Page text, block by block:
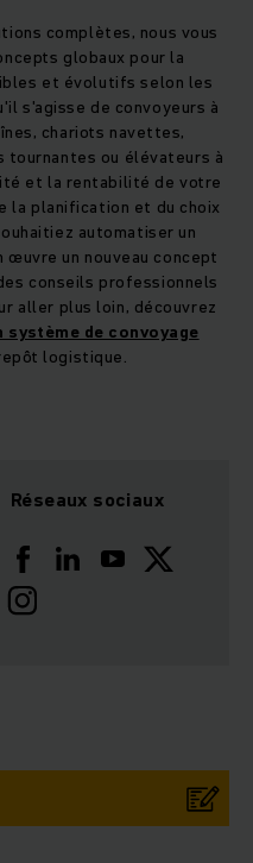
complètes, nous vous
globaux pour la
et évolutifs selon les
s'agisse de convoyeurs à
chariots navettes,
ou élévateurs à
et la rentabilité de votre
la planification et du choix
automatiser un
un nouveau concept
conseils professionnels
aller plus loin, découvrez
système de convoyage
logistique.
Réseaux sociaux